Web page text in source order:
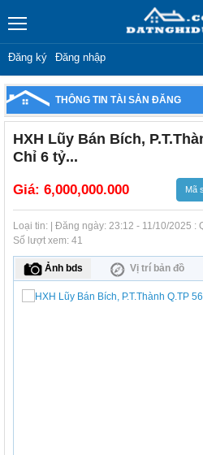
Đăng ký Đăng nhập
THÔNG TIN TÀI SẢN ĐĂNG
HXH Lũy Bán Bích,
Chỉ 6 tỷ...
Giá: 6,000,000.000 Mã
Loại tin: | Đăng ngày: 23:12 - 11/10/2025 :
Số lượt xem: 41
Ảnh bds Vị trí bản đồ